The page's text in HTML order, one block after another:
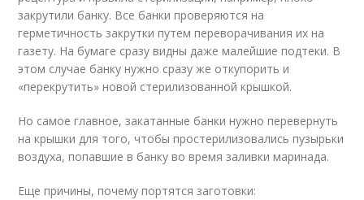
закрутили банку. Все банки проверяются на
герметичность закрутки путем переворачивания их на
газету. На бумаге сразу видны даже малейшие подтеки. В
этом случае банку нужно сразу же откупорить и
«перекрутить» новой стерилизованной крышкой.
Но самое главное, закатанные банки нужно перевернуть
на крышки для того, чтобы простерилизовались пузырьки
воздуха, попавшие в банку во время заливки маринада.
Еще причины, почему портятся заготовки: